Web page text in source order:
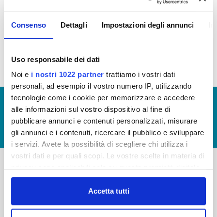
Consenso Dettagli Impostazioni degli annunci
Uso responsabile dei dati
Noi e i nostri 1022 partner trattiamo i vostri dati
personali, ad esempio il vostro numero IP, utilizzando
tecnologie come i cookie per memorizzare e accedere
alle informazioni sul vostro dispositivo al fine di
pubblicare annunci e contenuti personalizzati, misurare
gli annunci e i contenuti, ricercare il pubblico e sviluppare
i servizi. Avete la possibilità di scegliere chi utilizza i
vostri dati e per quali scopi. Le vostre scelte in materia di
in cui avete effettuato le vostre scelte. È possibile
modificare o revocare il proprio consenso in qualsiasi
momento dalla Dichiarazione sui cookie o facendo clic
Accetta tutti
IMMOBILIARE
© Copyright 2017 - 2026
GLOSSARIO
GIUDICA IL SERVIZIO
LAVORA CON NOI
Via Villamagna 90/c -
-